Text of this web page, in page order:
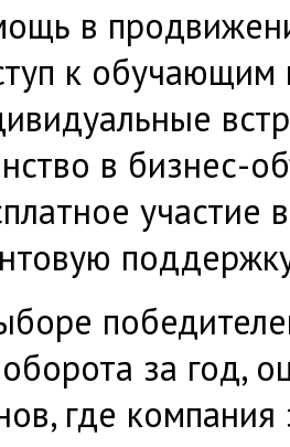
в
к обучающим
в бизнес-
участие
за год,
где